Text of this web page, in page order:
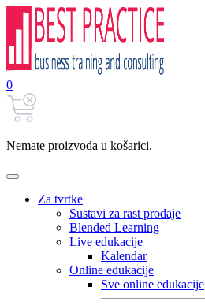
0
Nemate proizvoda u košarici.
Za tvrtke
Sustavi za rast prodaje
Blended Learning
Live edukacije
Kalendar
Online edukacije
Sve online edukacije